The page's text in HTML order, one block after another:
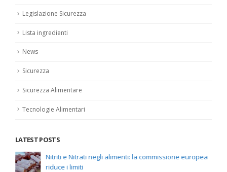
Legislazione Sicurezza
Lista ingredienti
News
Sicurezza
Sicurezza Alimentare
Tecnologie Alimentari
LATEST POSTS
Nitriti e Nitrati negli alimenti: la commissione europea
riduce i limiti